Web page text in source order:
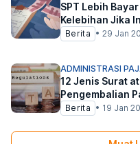
SPT Lebih
Kelebihan Jika
Berita • 29 Jan
ADMINISTRASI
12 Jenis Surat
Pengembalian
Berita • 19 Jan